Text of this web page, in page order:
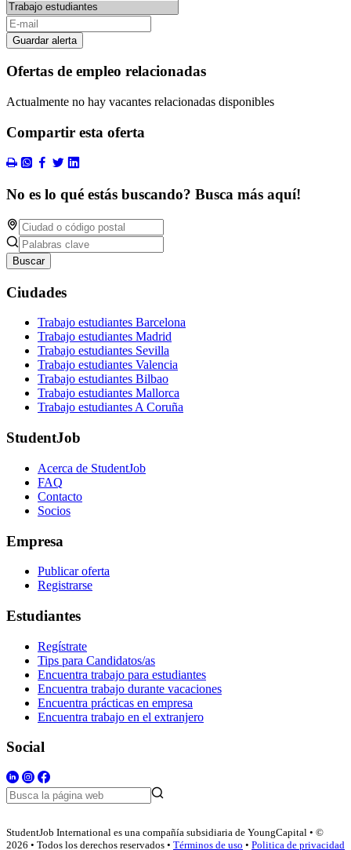
Guardar alerta
Ofertas de empleo relacionadas
Actualmente no hay vacantes relacionadas disponibles
Compartir esta oferta
No es lo qué estás buscando? Busca más aquí!
Buscar
Ciudades
Trabajo estudiantes Barcelona
Trabajo estudiantes Madrid
Trabajo estudiantes Sevilla
Trabajo estudiantes Valencia
Trabajo estudiantes Bilbao
Trabajo estudiantes Mallorca
Trabajo estudiantes A Coruña
StudentJob
Acerca de StudentJob
FAQ
Contacto
Socios
Empresa
Publicar oferta
Registrarse
Estudiantes
Regístrate
Tips para Candidatos/as
Encuentra trabajo para estudiantes
Encuentra trabajo durante vacaciones
Encuentra prácticas en empresa
Encuentra trabajo en el extranjero
Social
StudentJob International es una compañía subsidiaria de YoungCapital • ©
2026 • Todos los derechos reservados • Términos de uso • Politica de privacidad